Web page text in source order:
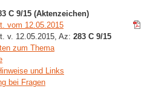
C 9/15 (Aktenzeichen)
vom 12.05.2015
v. 12.05.2015, Az: 283 C 9/15
zum Thema
und Links
bei Fragen